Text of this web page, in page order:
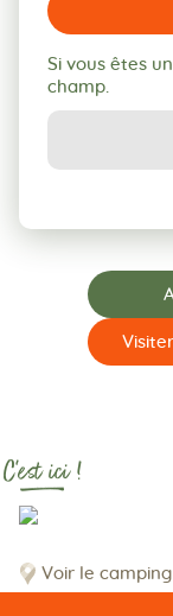
Si vous êtes
champ.
C'est ici !
Voir le